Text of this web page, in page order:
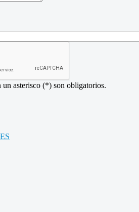
un asterisco (*) son obligatorios.